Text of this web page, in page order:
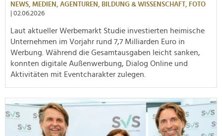
NEWS, MEDIEN, AGENTUREN, BILDUNG & WISSENSCHAFT, FOTO
| 02.06.2026
Laut aktueller Werbemarkt Studie investierten heimische
Unternehmen im Vorjahr rund 7,7 Milliarden Euro in
Werbung. Während die Gesamtausgaben leicht sanken,
konnten digitale Außenwerbung, Dialog Online und
Aktivitäten mit Eventcharakter zulegen.